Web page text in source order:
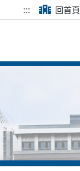
::: 回首頁